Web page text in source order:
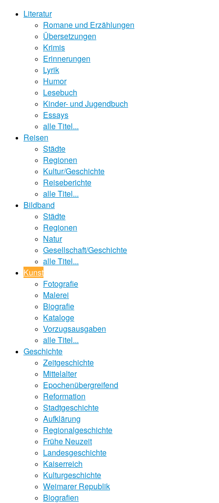
Literatur
Romane und Erzählungen
Übersetzungen
Krimis
Erinnerungen
Lyrik
Humor
Lesebuch
Kinder- und Jugendbuch
Essays
alle Titel...
Reisen
Städte
Regionen
Kultur/Geschichte
Reiseberichte
alle Titel...
Bildband
Städte
Regionen
Natur
Gesellschaft/Geschichte
alle Titel...
Kunst
Fotografie
Malerei
Biografie
Kataloge
Vorzugsausgaben
alle Titel...
Geschichte
Zeitgeschichte
Mittelalter
Epochenübergreifend
Reformation
Stadtgeschichte
Aufklärung
Regionalgeschichte
Frühe Neuzeit
Landesgeschichte
Kaiserreich
Kulturgeschichte
Weimarer Republik
Biografien